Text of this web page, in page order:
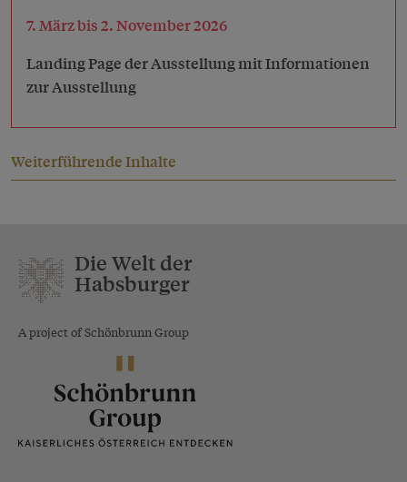
7. März bis 2. November 2026
Landing Page der Ausstellung mit Informationen
zur Ausstellung
Weiterführende Inhalte
Die Welt der
Habsburger
A project of Schönbrunn Group